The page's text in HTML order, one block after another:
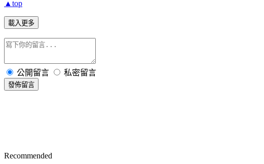
▲top
載入更多
公開留言 私密留言
發佈留言
Recommended